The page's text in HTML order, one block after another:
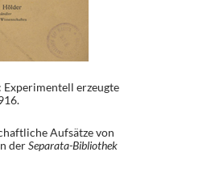
erzeugte
Aufsätze von
derSeparata-Bibliothek